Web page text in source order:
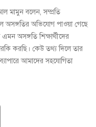
মামুন বলেন, সম্প্রতি
অসঙ্গতির অভিযোগ পাওয়া গেছে
অসঙ্গতি শিক্ষার্থীদের
করছি। কেউ তথ্য দিলে তার
আমাদের সহযোগিতা